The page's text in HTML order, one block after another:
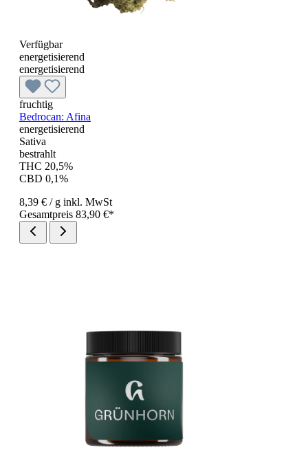
Verfügbar
energetisierend
energetisierend
fruchtig
Bedrocan: Afina
energetisierend
Sativa
bestrahlt
THC 20,5%
CBD 0,1%
8,39 € / g inkl. MwSt
Gesamtpreis 83,90 €*